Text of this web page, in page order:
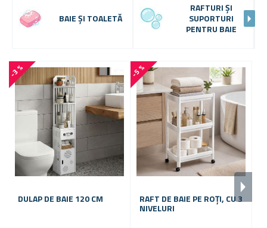
BAIE ȘI TOALETĂ
RAFTURI ȘI
SUPORTURI
PENTRU BAIE
-3 %
DULAP DE BAIE 120 CM
-5 %
RAFT DE BAIE PE ROȚI, CU 3
NIVELURI